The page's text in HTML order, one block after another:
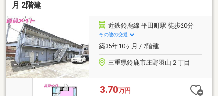
月 2階建
近鉄鈴鹿線 平田町駅 徒歩20分
その他の交通
築35年10ヶ月 / 2階建
三重県鈴鹿市庄野羽山２丁目
3.70万円